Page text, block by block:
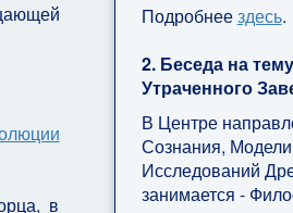
в
Подробнеездесь.
2. Беседа на
Утраченного
В Центре
Сознания,
Исследований
занимается -